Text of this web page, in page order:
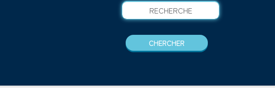
RECHERCHE
CHERCHER